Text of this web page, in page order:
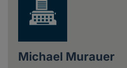
Michael Murauer